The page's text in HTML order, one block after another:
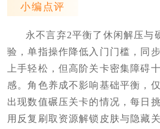
小编点评
永不言弃2平衡了休闲解压与
验，单指操作降低入门门槛，同
上手轻松，但高阶关卡密集障碍
感。角色养成不影响基础平衡，
出现数值碾压关卡的情况，每日
用反复刷取资源解锁皮肤与隐藏